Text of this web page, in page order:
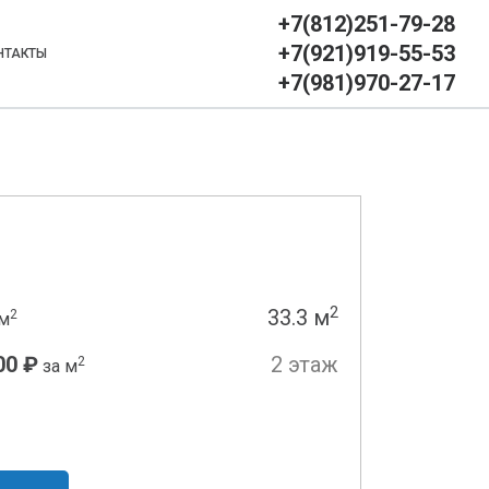
+7(812)251-79-28
+7(921)919-55-53
+7(981)970-27-17
2 33.3 м2
₽ за м2 2 этаж